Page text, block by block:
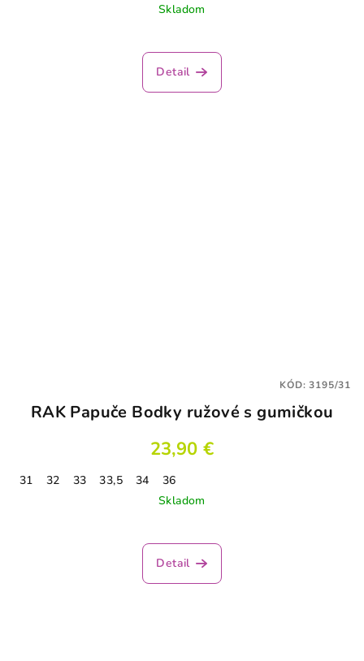
Skladom
Detail
RAK Papuče Bodky ružové s gumičkou
23,90 €
31 32 33 33,5 34
36
Skladom
Detail
KÓD:3195/31